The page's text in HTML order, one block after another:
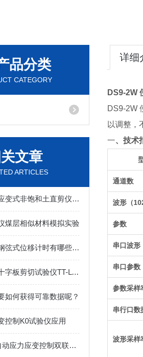
品分类
CATEGORY
文章
ARTICLES
全自动应力应变式非饱和土直剪仪TT-2UM-苏州拓测仪器设备有限公司
煤层相似材料模拟实验
在安装埋设钢弦式位移计时有哪些要求你知道么
全自动室内十字板剪切试验仪TT-LVS-苏州拓测仪器设备有限公司
如何获得可靠数据呢？
控制K0试验仪应用
TT-ADK02自动应力应变控制双联K0固结仪
详细
DS9-2W
DS9-2W
以调整，
一、技术
通道数
波形（
参数
串口波形
串口参数
参数采样
串行口数
波形采样